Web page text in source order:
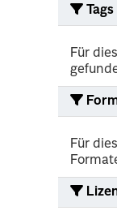
Tags
Für
Für